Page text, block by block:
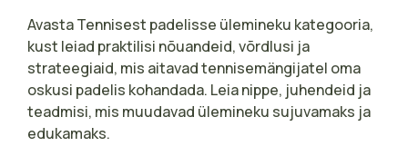
Avasta Tennisest padelisse ülemineku kategooria,
kust leiad praktilisi nõuandeid, võrdlusi ja
strateegiaid, mis aitavad tennisemängijatel oma
oskusi padelis kohandada. Leia nippe, juhendeid ja
teadmisi, mis muudavad ülemineku sujuvamaks ja
edukamaks.